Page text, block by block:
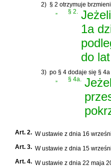
2) § 2 otrzymuje
§ 2.
1a
do
3) po § 4 dodaje się §
„
§ 4a.
Art. 2. Wustawie z dnia 16
Art. 3. Wustawie z dnia 15
Art. 4. Wustawie z dnia 22 maja